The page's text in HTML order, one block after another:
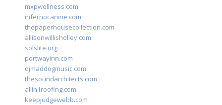
mxpwellness.com
infernocanine.com
thepaperhousecollection.com
allisonwillisholley.com
solslite.org
portwayinn.com
djmaddogmusic.com
thesoundarchitects.com
allin1roofing.com
keepjudgewebb.com